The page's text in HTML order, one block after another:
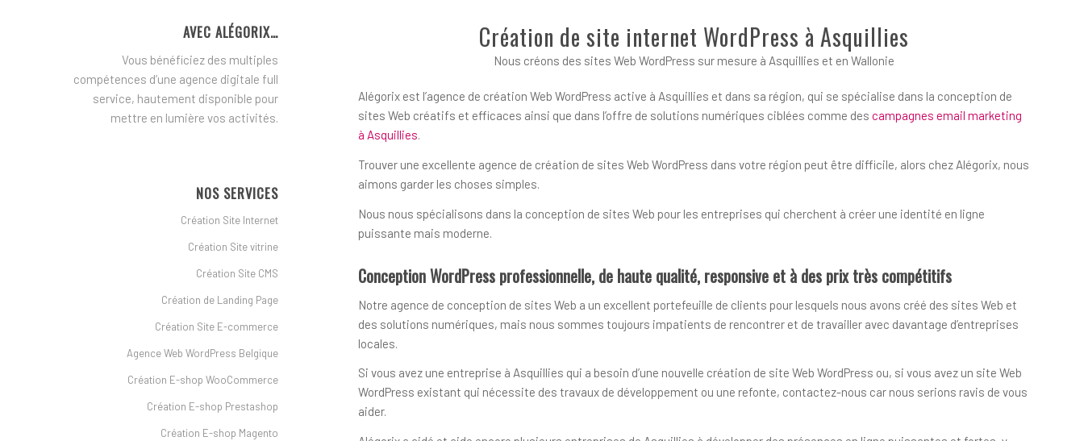
Création de site internet WordPress à Asquillies
Nous créons des sites Web WordPress sur mesure à Asquillies et en Wallonie
Alégorix est l’agence de création Web WordPress active à Asquillies et dans sa région, qui se spécialise dans la conception de
sites Web créatifs et efficaces ainsi que dans l’offre de solutions numériques ciblées comme des campagnes email marketing
à Asquillies.
Trouver une excellente agence de création de sites Web WordPress dans votre région peut être difficile, alors chez Alégorix, nous
aimons garder les choses simples.
Nous nous spécialisons dans la conception de sites Web pour les entreprises qui cherchent à créer une identité en ligne
puissante mais moderne.
Conception WordPress professionnelle, de haute qualité, responsive et à des prix très compétitifs
Notre agence de conception de sites Web a un excellent portefeuille de clients pour lesquels nous avons créé des sites Web et
des solutions numériques, mais nous sommes toujours impatients de rencontrer et de travailler avec davantage d’entreprises
locales.
Si vous avez une entreprise à Asquillies qui a besoin d’une nouvelle création de site Web WordPress ou, si vous avez un site Web
WordPress existant qui nécessite des travaux de développement ou une refonte, contactez-nous car nous serions ravis de vous
aider.
AVEC ALÉGORIX…
Vous bénéficiez des multiples
compétences d’une agence digitale full
service, hautement disponible pour
mettre en lumière vos activités.
NOS SERVICES
Création Site Internet
Création Site vitrine
Création Site CMS
Création de Landing Page
Création Site E-commerce
Agence Web WordPress Belgique
Création E-shop WooCommerce
Création E-shop Prestashop
Création E-shop Magento